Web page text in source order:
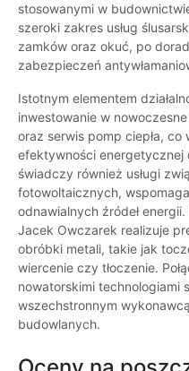
stosowanymi w
szeroki zakres usług
zamków oraz okuć, po
zabezpieczeń
Istotnym elementem
inwestowanie w
oraz serwis pomp ciepła, co
efektywności energetycznej
świadczy również usługi
fotowoltaicznych,
odnawialnych źródeł
Jacek Owczarek realizuje
obróbki metali, takie jak
wiercenie czy tłoczenie.
nowatorskimi technologiami
wszechstronnym
budowlanych.